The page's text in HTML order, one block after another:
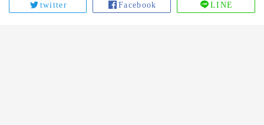
twitter Facebook LINE